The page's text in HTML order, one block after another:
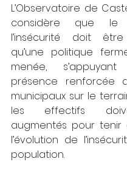
L’Observatoire de
considère que
l’insécurité doit
qu’une politique
menée,
présence renforcée
municipaux sur le
les effectifs
augmentés pour
l’évolution de
population.